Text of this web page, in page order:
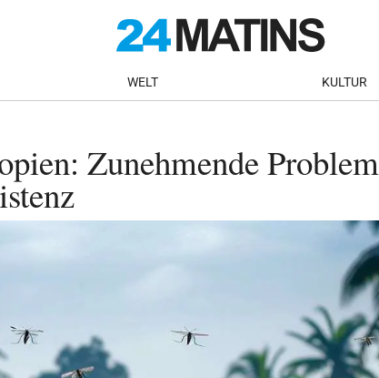
WELT KULTUR
Zunehmende